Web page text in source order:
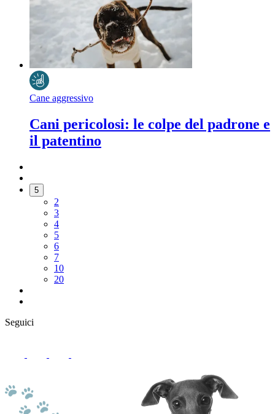
Cane aggressivo
Cani pericolosi: le colpe del padrone e
il patentino
5
2
3
4
5
6
7
10
20
Seguici